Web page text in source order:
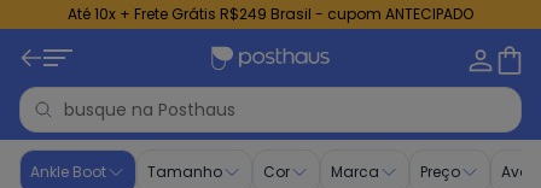
Até 10x + Frete Grátis R$249 Brasil - cupom ANTECIPADO
Ankle Boot - Calçado Feminino | Posthaus
Ankle Boot Tamanho Cor Marca Preço